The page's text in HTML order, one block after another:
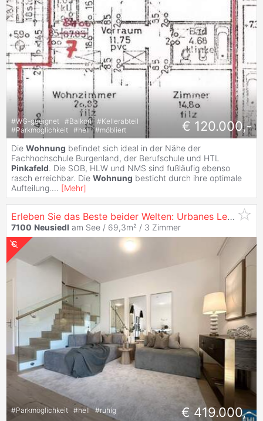
#WG-geeignet #Balkon #Kellerabteil
#Parkmöglichkeit #hell #möbliert € 120.000,-
Die Wohnung befindet sich ideal in der Nähe der
Fachhochschule Burgenland, der Berufschule und HTL
Pinkafeld. Die SOB, HLW und NMS sind fußläufig ebenso
rasch erreichbar. Die Wohnung besticht durch ihre optimale
Aufteilung.... [Mehr]
Erleben Sie das Beste beider Welten: Urbanes Leben und Naturnähe
7100 Neusiedl am See / 69,3m² / 3 Zimmer
#Parkmöglichkeit #hell #ruhig € 419.000,-